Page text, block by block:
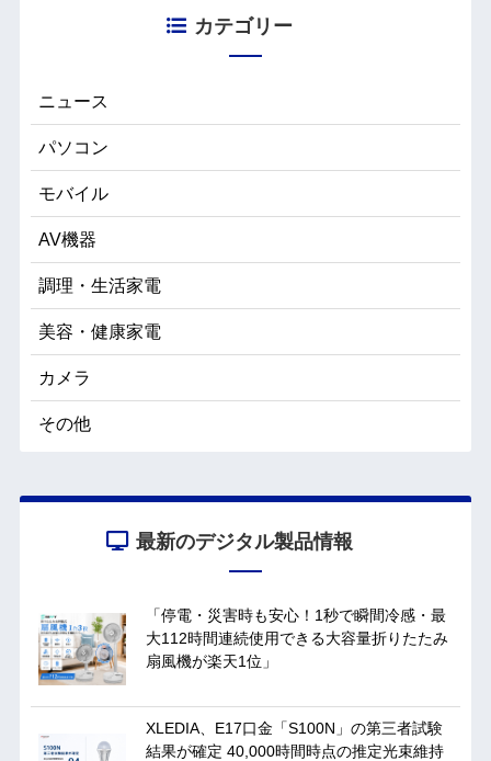
カテゴリー
ニュース
パソコン
モバイル
AV機器
調理・生活家電
美容・健康家電
カメラ
その他
最新のデジタル製品情報
「停電・災害時も安心！1秒で瞬間冷感・最
大112時間連続使用できる大容量折りたたみ
扇風機が楽天1位」
XLEDIA、E17口金「S100N」の第三者試験
結果が確定 40,000時間時点の推定光束維持